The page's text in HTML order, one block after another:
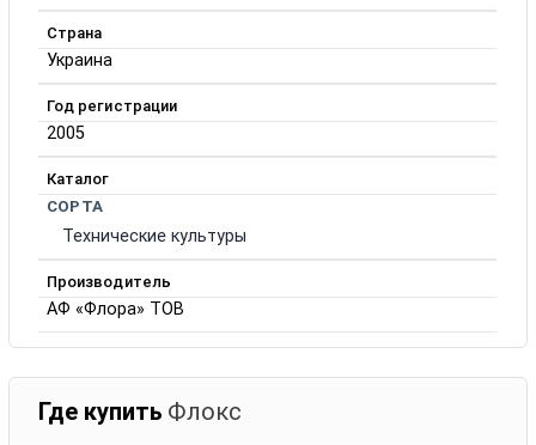
Страна
Украина
Год регистрации
2005
Каталог
СОРТА
Технические культуры
Производитель
АФ «Флора» ТОВ
Где купить Флокс